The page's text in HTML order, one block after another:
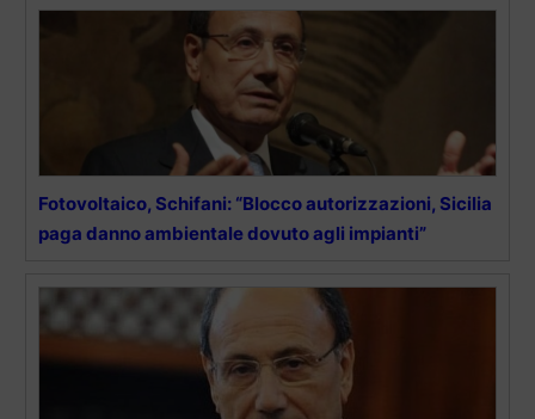
Fotovoltaico, Schifani: “Blocco autorizzazioni, Sicilia
paga danno ambientale dovuto agli impianti”